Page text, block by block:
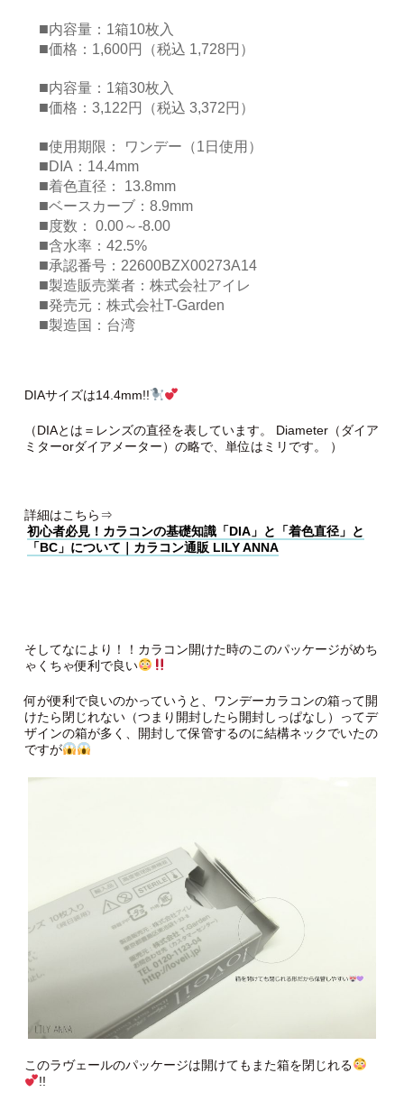
■内容量：1箱10枚入
■価格：1,600円（税込 1,728円）
■内容量：1箱30枚入
■価格：3,122円（税込 3,372円）
■使用期限： ワンデー（1日使用）
■DIA：14.4mm
■着色直径： 13.8mm
■ベースカーブ：8.9mm
■度数： 0.00～-8.00
■含水率：42.5%
■承認番号：22600BZX00273A14
■製造販売業者：株式会社アイレ
■発売元：株式会社T-Garden
■製造国：台湾
DIAサイズは14.4mm!!
（DIAとは＝レンズの直径を表しています。 Diameter（ダイア
ミターorダイアメーター）の略で、単位はミリです。 ）
詳細はこちら⇒
初心者必見！カラコンの基礎知識「DIA」と「着色直径」と
「BC」について｜カラコン通販 LILY ANNA
そしてなにより！！カラコン開けた時のこのパッケージがめち
ゃくちゃ便利で良い
何が便利で良いのかっていうと、ワンデーカラコンの箱って開
けたら閉じれない（つまり開封したら開封しっぱなし）ってデ
ザインの箱が多く、開封して保管するのに結構ネックでいたの
ですが
このラヴェールのパッケージは開けてもまた箱を閉じれる
!!